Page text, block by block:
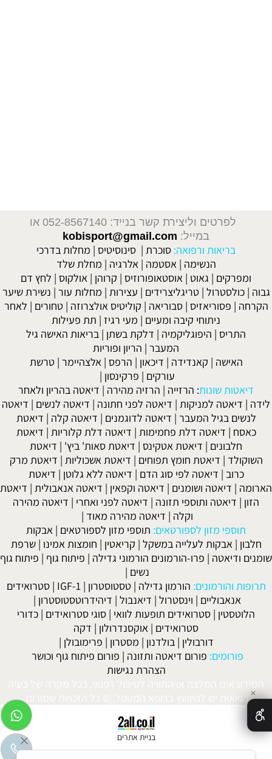
לפרטים וליצירת קשר בנייד: 052-8567140
או
במייל: kobisport@gmail.com
בריאות ורפואה: סוכרת | סינוסיטיס | מחלות בדרכי
הנשימה | אסטמה | אלרגיה | מחלת שלד
ומפרקים | גאוט | אוסטאופורוזיס | קרוהן | אולקוס | לחץ דם
גבוה |כולסטרול |טריגליצרידים | עצירות | מחלות עור | נשירת שיער
הקרחה | פסוריאזיס |סבוריאה | קוליטיס אולצרוזה |טחורים | לאחר
ניתוחי קיבה ומעיים | מעי רגיז | תת פעילות
התריס | היפוגליקמיה | דלקת בשתן | בריאות האישה גיל
המעבר | הריון ופוריות
האישה | קאנדידה | דיכאון | הרפס | אלצהיימר |טרשת
עורקים | פרקינסון |
דיאטות שונות: הרזייה | הרזיה מהירה | דיאטה בהריון ולאחר
לידה | דיאטה למניקות | דיאטה לפני חתונה | דיאטה לנשים | דיאטה
לנשים בגיל המעבר | דיאטה לדוגמנים | דיאטה קלה | דיאטת
כאסח | דיאטה דלת פחמימות | דיאטה דלת קלוריות | דיאטת
חלבונים | דיאטת אטקינס | דיאטת סאות' ביץ' | דיאטת
השוקולד | דיאטת חומץ תפוחים | דיאטת אשכוליות | דיאטת מרק
כרוב | דיאטה לפי סוג הדם | דיאטה ללא גלוטן | דיאטת
הארומה | דיאטה ושומנים | דיאטה וקפאין | דיאטה אנאבולית | דיאטת
הזון | דיאטה ותוספי תזונה | דיאטה לפני ואחרי | דיאטה מהירה
וקלה | דיאטה מהירה מאוד |
תוספי מזון לספורטאים: תוספי מזון לספורטאים | אבקות
חלבון | אבקות לעלייה במשקל | קריאטין | חומצות אמינו |שרפת
שומנים ודיאטה | פרו-הורמונים הורמוני גדילה | פיתוח גוף | פיתוח גוף
נשים |
תרופות והורמונים: הורמון גדילה |טסטוסטרון |
IGF-1
|סטרואידים
אנאבוליים | וינסטרול | דיאנבול | דיהידרוטסטוסטרון |
הלוטסטין | סטרואידים תופעות לוואי | סוגי סטרואידים | כדורי
סטרואידים | אוקסנדרולון | דקה
דורבולין | בולדנון | מסטרון | פרימובולן |
פורומים: פורום דיאטה ותזונה | פורום פיתוח גוף וכושר
הצהרת נגישות
המידע אינו המלצה או התוויה לטיפול רפואי. בכל מקרה של בעיה
רפואית יש להיוועץ ברופא המטפל. © כל הזכויות שמורות.
בניית אתרים
✕